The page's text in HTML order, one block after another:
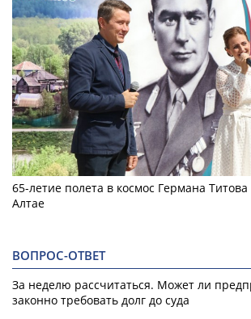
65-летие полета в космос Германа
Алтае
ВОПРОС-ОТВЕТ
За неделю рассчитаться. Может ли
законно требовать долг до суда